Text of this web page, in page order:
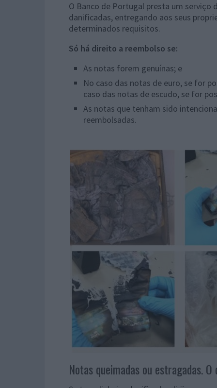
O Banco de Portugal presta um serviço
danificadas, entregando aos seus
determinados requisitos.
Só há direito a reembolso se:
As notas forem genuínas; e
No caso das notas de euro, se for
caso das notas de escudo, se for
As notas que tenham sido
reembolsadas.
Notas queimadas ou estragadas.